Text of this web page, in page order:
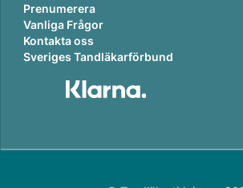
Prenumerera
Vanliga Frågor
Kontakta oss
Sveriges Tandläkarförbund